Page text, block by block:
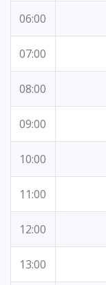
06:00
07:00
08:00
09:00
10:00
11:00
12:00
13:00